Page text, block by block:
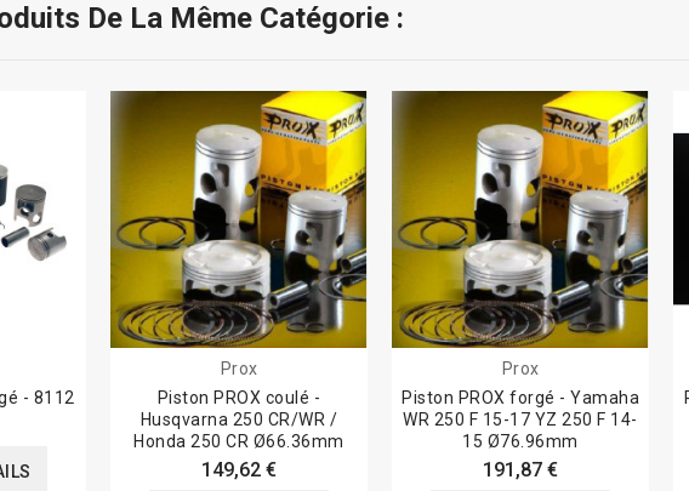
De La Même Catégorie :
- 8112
Prox
Piston PROX coulé -
Husqvarna 250 CR/WR /
Honda 250 CR Ø66.36mm
149,62 €
Prox
Piston PROX forgé - Yamaha
WR 250 F 15-17 YZ 250 F 14-
15 Ø76.96mm
191,87 €